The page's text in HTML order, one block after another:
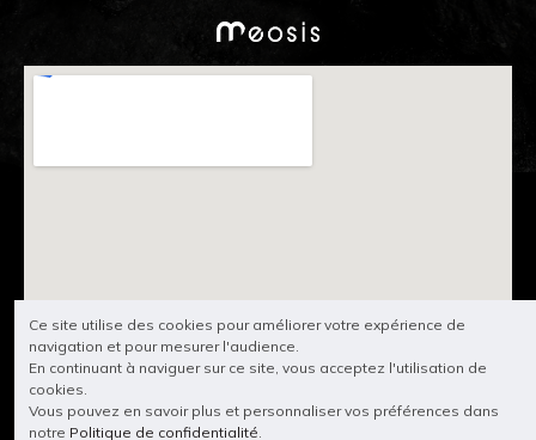
Ce site utilise des cookies pour améliorer votre expérience de
navigation et pour mesurer l'audience.
En continuant à naviguer sur ce site, vous acceptez l'utilisation de
cookies.
Vous pouvez en savoir plus et personnaliser vos préférences dans
notre Politique de confidentialité.